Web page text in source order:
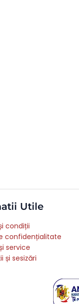
Utile
condiții
confidențialitate
service
și sesizări